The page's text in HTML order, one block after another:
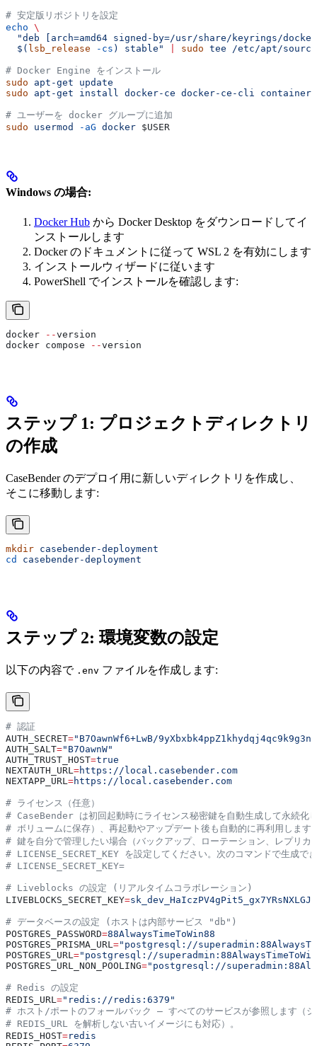
# 安定版リポジトリを設定
echo \
"deb [arch=amd64 signed-by=/usr/share/keyrings/
  $(
lsb_release -cs ) stable" sudo tee /etc/apt/
# Docker Engine をインストール
sudo apt-get update
sudo apt-get install docker-ce docker-ce-cli
# ユーザーを docker グループに追加
sudo usermod -aG docker $USER
Windows の場合:
Docker Hub から Docker Desktop をダウンロードしてイ
ンストールします
Docker のドキュメントに従って WSL 2 を有効にします
インストールウィザードに従います
PowerShell でインストールを確認します:
docker --version
docker compose
--version
ステップ 1: プロジェクトディレクトリ
の作成
CaseBender のデプロイ用に新しいディレクトリを作成し、
そこに移動します:
mkdir casebender-deployment
cd
casebender-deployment
ステップ 2: 環境変数の設定
以下の内容で .env ファイルを作成します:
# 認証
AUTH_SECRET="B7OawnWf6+LwB/
AUTH_SALT="B7OawnW"
AUTH_TRUST_HOST=true
NEXTAUTH_URL =https://local.casebender.com
NEXTAPP_URL =https://local.casebender.com
# ライセンス（任意）
# CaseBender は初回起動時にライセンス秘密鍵を自動生成して永
# ボリュームに保存）、再起動やアップデート後も自動的に再利用します
# 鍵を自分で管理したい場合（バックアップ、ローテーション、レプリカ
# LICENSE_SECRET_KEY を設定してください。次のコマンドで生
# LICENSE_SECRET_KEY=
# Liveblocks の設定 (リアルタイムコラボレーション)
LIVEBLOCKS_SECRET_KEY=
# データベースの設定 (ホストは内部サービス "db")
POSTGRES_PASSWORD=88AlwaysTimeToWin88
POSTGRES_PRISMA_URL ="postgresql://
POSTGRES_URL ="postgresql://
POSTGRES_URL_NON_POOLING="postgresql://
# Redis の設定
REDIS_URL ="redis://redis:6379"
# ホスト/ポートのフォールバック — すべてのサービスが参照します（ジ
# REDIS_URL を解析しない古いイメージにも対応）。
REDIS_HOST=redis